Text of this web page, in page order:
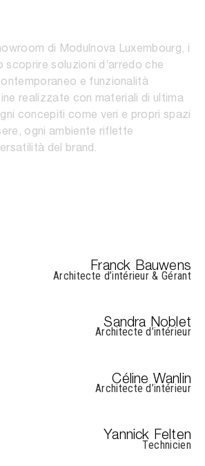
di Modulnova Luxembourg, i
soluzioni d’arredo che
e funzionalità
realizzate con materiali di ultima
concepiti come veri e propri spazi
ogni ambiente riflette
del brand.
Franck Bauwens
Architecte d’intérieur & Gérant
Sandra Noblet
Architecte d’intérieur
Céline Wanlin
Architecte d’intérieur
Yannick Felten
Technicien